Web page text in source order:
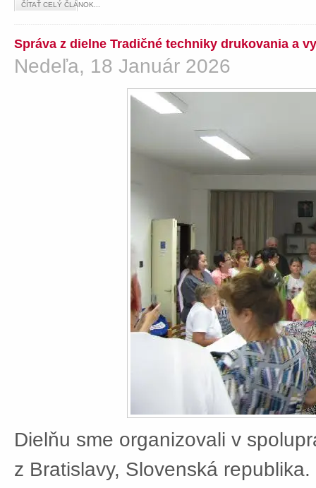
ČÍTAŤ CELÝ ČLÁNOK...
Správa z dielne Tradičné techniky drukovania a
Nedeľa, 18 Január 2026
Dielňu sme organizovali v
z Bratislavy, Slovenská